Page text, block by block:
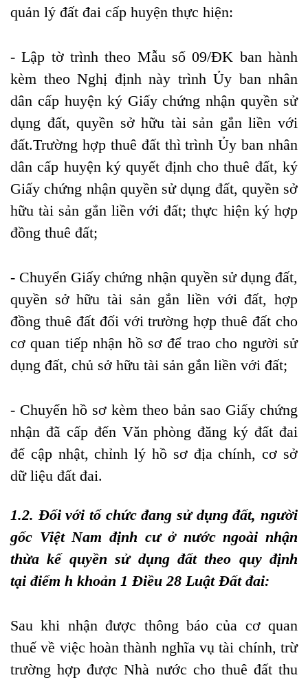
quản lý đất đai cấp huyện thực hiện:
- Lập tờ trình theo Mẫu số 09/ĐK ban hành
kèm theo Nghị định này trình Ủy ban nhân
dân cấp huyện ký Giấy chứng nhận quyền sử
dụng đất, quyền sở hữu tài sản gắn liền với
đất.Trường hợp thuê đất thì trình Ủy ban nhân
dân cấp huyện ký quyết định cho thuê đất, ký
Giấy chứng nhận quyền sử dụng đất, quyền sở
hữu tài sản gắn liền với đất; thực hiện ký hợp
đồng thuê đất;
- Chuyển Giấy chứng nhận quyền sử dụng đất,
quyền sở hữu tài sản gắn liền với đất, hợp
đồng thuê đất đối với trường hợp thuê đất cho
cơ quan tiếp nhận hồ sơ để trao cho người sử
dụng đất, chủ sở hữu tài sản gắn liền với đất;
- Chuyển hồ sơ kèm theo bản sao Giấy chứng
nhận đã cấp đến Văn phòng đăng ký đất đai
để cập nhật, chỉnh lý hồ sơ địa chính, cơ sở
dữ liệu đất đai.
1.2. Đối với tổ chức đang sử dụng đất, người
gốc Việt Nam định cư ở nước ngoài nhận
thừa kế quyền sử dụng đất theo quy định
tại điểm h khoản 1 Điều 28 Luật Đất đai:
Sau khi nhận được thông báo của cơ quan
thuế về việc hoàn thành nghĩa vụ tài chính, trừ
trường hợp được Nhà nước cho thuê đất thu